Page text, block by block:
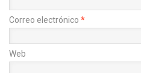
Correo electrónico *
Web